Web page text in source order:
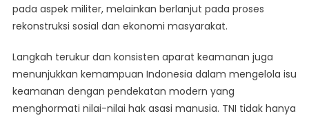
pada aspek militer, melainkan berlanjut pada proses
rekonstruksi sosial dan ekonomi masyarakat.
Langkah terukur dan konsisten aparat keamanan juga
menunjukkan kemampuan Indonesia dalam mengelola isu
keamanan dengan pendekatan modern yang
menghormati nilai-nilai hak asasi manusia. TNI tidak hanya